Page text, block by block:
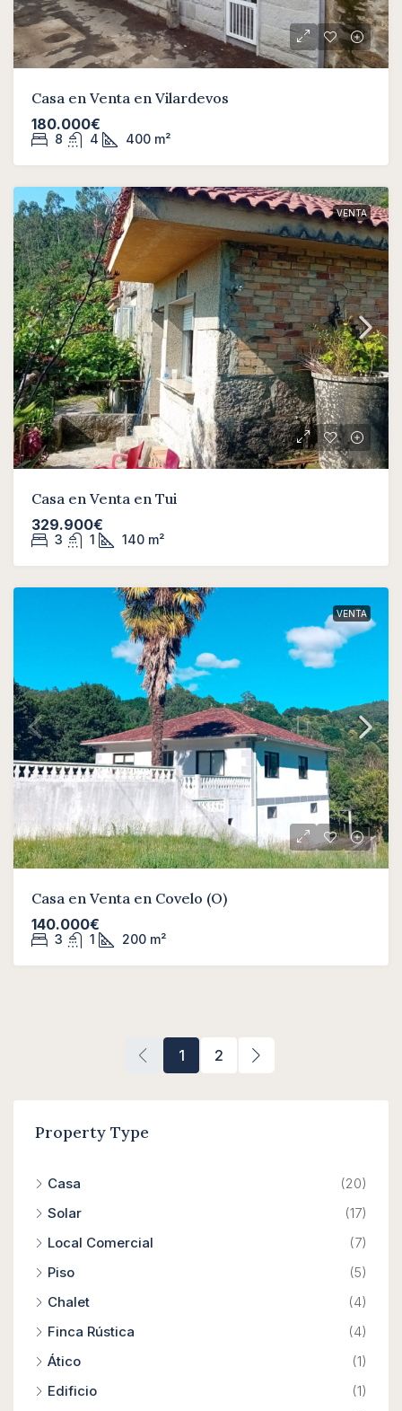
Casa en Venta en Vilardevos
180.000€
8 4 400 m²
VENTA
Casa en Venta en Tui
329.900€
3 1 140 m²
VENTA
Casa en Venta en Covelo (O)
140.000€
3 1 200 m²
1 2
Property Type
Casa
(20)
Solar
(17)
Local Comercial
(7)
Piso
(5)
Chalet
(4)
Finca Rústica
(4)
Ático
(1)
Edificio
(1)